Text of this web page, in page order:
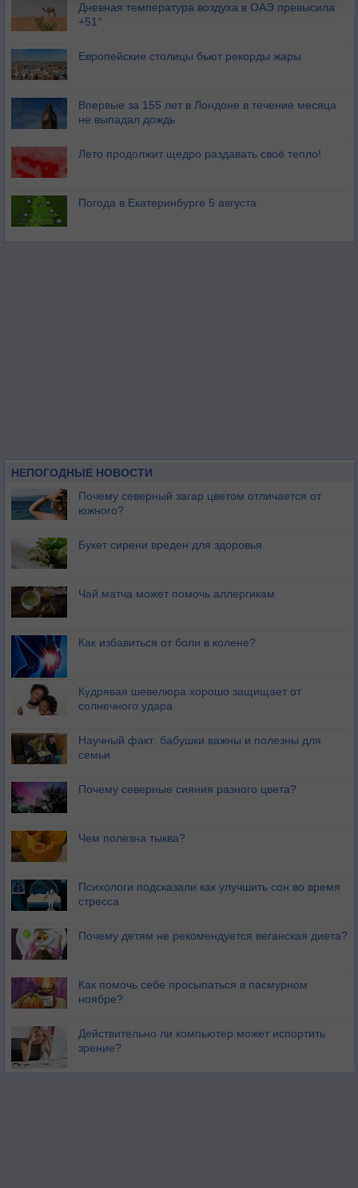
Дневная температура воздуха в ОАЭ превысила
+51°
Европейские столицы бьют рекорды жары
Впервые за 155 лет в Лондоне в течение месяца
не выпадал дождь
Лето продолжит щедро раздавать своё тепло!
Погода в Екатеринбурге 5 августа
НЕПОГОДНЫЕ НОВОСТИ
Почему северный загар цветом отличается от
южного?
Букет сирени вреден для здоровья
Чай матча может помочь аллергикам
Как избавиться от боли в колене?
Кудрявая шевелюра хорошо защищает от
солнечного удара
Научный факт: бабушки важны и полезны для
семьи
Почему северные сияния разного цвета?
Чем полезна тыква?
Психологи подсказали как улучшить сон во время
стресса
Почему детям не рекомендуется веганская диета?
Как помочь себе просыпаться в пасмурном
ноябре?
Действительно ли компьютер может испортить
зрение?